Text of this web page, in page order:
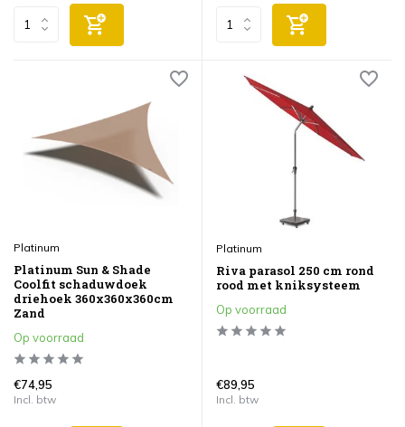
Platinum
Platinum Sun & Shade
Coolfit schaduwdoek
driehoek 360x360x360cm
Zand
Op voorraad
€74,95
Incl. btw
Platinum
Riva parasol 250 cm rond
rood met kniksysteem
Op voorraad
€89,95
Incl. btw